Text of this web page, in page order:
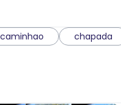
caminhao chapada